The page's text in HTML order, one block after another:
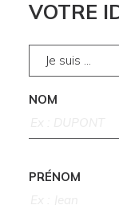
VOTRE
NOM
PRÉNOM